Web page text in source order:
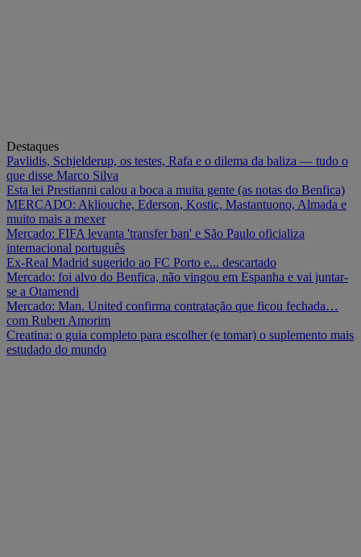
Destaques
Pavlidis, Schjelderup, os testes, Rafa e o dilema da baliza — tudo o
que disse Marco Silva
Esta lei Prestianni calou a boca a muita gente (as notas do Benfica)
MERCADO: Akliouche, Ederson, Kostic, Mastantuono, Almada e
muito mais a mexer
Mercado: FIFA levanta 'transfer ban' e São Paulo oficializa
internacional português
Ex-Real Madrid sugerido ao FC Porto e... descartado
Mercado: foi alvo do Benfica, não vingou em Espanha e vai juntar-
se a Otamendi
Mercado: Man. United confirma contratação que ficou fechada…
com Ruben Amorim
Creatina: o guia completo para escolher (e tomar) o suplemento mais
estudado do mundo